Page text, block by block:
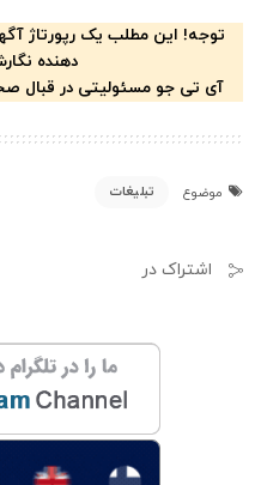
توجه! این مطلب یک رپورتاژ
دهنده
آی تی جو مسئولیتی در قبال
موضوع تبلیغات
اشتراک در